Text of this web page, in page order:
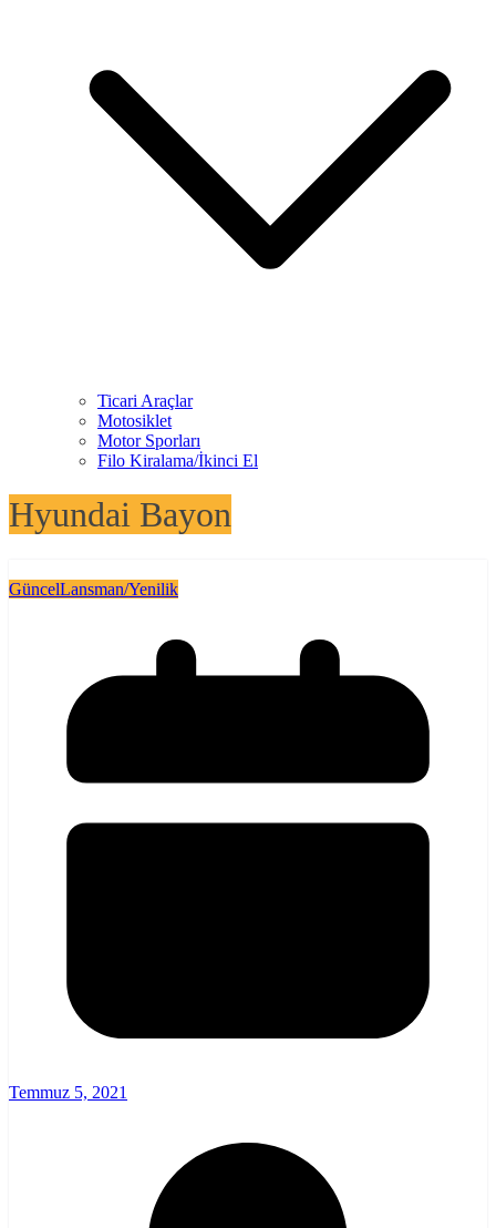
Ticari Araçlar
Motosiklet
Motor Sporları
Filo Kiralama/İkinci El
Hyundai Bayon
GüncelLansman/Yenilik
Temmuz 5, 2021